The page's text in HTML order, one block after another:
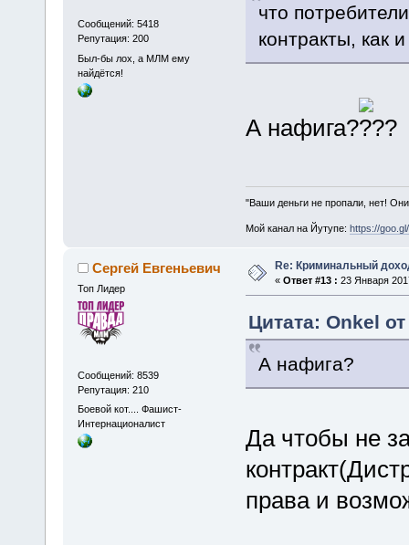
Сообщений: 5418
Репутация: 200
Был-бы лох, а МЛМ ему
найдётся!
что
контракты, как
А нафига?
"Ваши деньги не пропали, нет!
Мой канал на Йутупе: https://
Сергей Евгеньевич
Топ Лидер
Сообщений: 8539
Репутация: 210
Боевой кот.... Фашист-
Интернационалист
Re: Криминальный
« Ответ #13 : 23 Января
Цитата: Onkel
А нафига?
Да чтобы не
права и